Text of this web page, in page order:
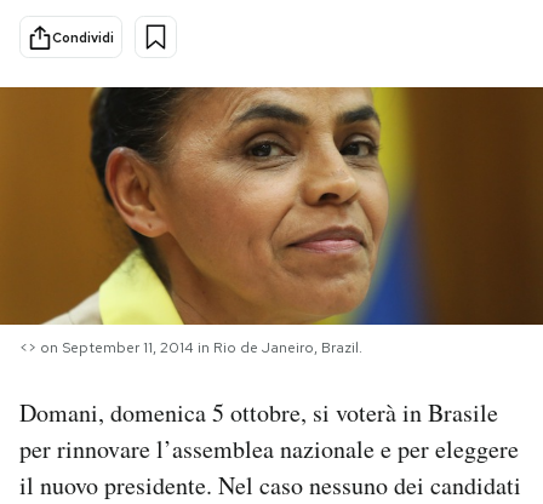
Scienza
Cultura
Economia
Altrecose
Mondiali calcio 2026
PODCAST
NEWSLETTER
Condividi
<> on September 11, 2014 in Rio de Janeiro, Brazil.
Domani, domenica 5 ottobre, si voterà in Brasile
per rinnovare l’assemblea nazionale e per eleggere
il nuovo presidente. Nel caso nessuno dei candidati